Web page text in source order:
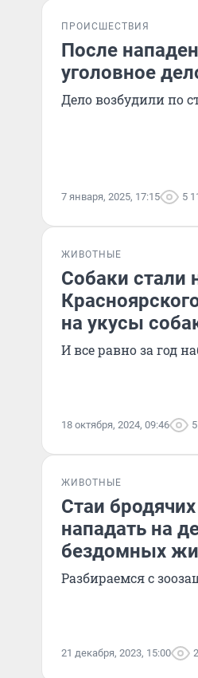
ПРОИСШЕСТВИЯ
После
уголовное
Дело возбудили по
7 января, 2025, 17:15 5
ЖИВОТНЫЕ
Собаки стали
на укусы
И все равно за год
18 октября, 2024, 09:46
ЖИВОТНЫЕ
Стаи
нападать на
бездомных
Разбираемся с
21 декабря, 2023, 15:00